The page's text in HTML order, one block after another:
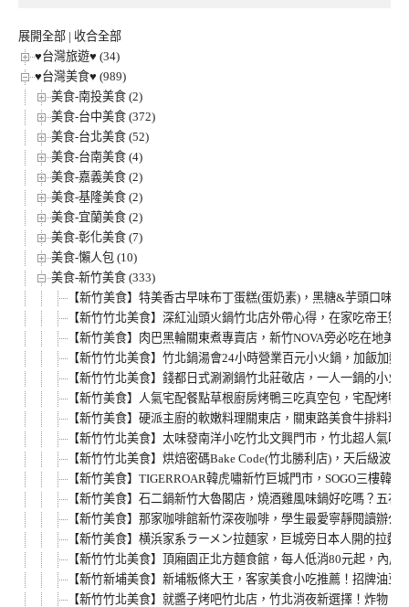
展開全部 | 收合全部
♥台灣旅遊♥ (34)
♥台灣美食♥ (989)
美食-南投美食 (2)
美食-台中美食 (372)
美食-台北美食 (52)
美食-台南美食 (4)
美食-嘉義美食 (2)
美食-基隆美食 (2)
美食-宜蘭美食 (2)
美食-彰化美食 (7)
美食-懶人包 (10)
美食-新竹美食 (333)
【新竹美食】特美香古早味布丁蛋糕(蛋奶素)，黑糖&芋頭口味
【新竹竹北美食】深紅汕頭火鍋竹北店外帶心得，在家吃帝王
【新竹美食】肉巴黑輪關東煮專賣店，新竹NOVA旁必吃在地
【新竹竹北美食】竹北鍋湯會24小時營業百元小火鍋，加飯加
【新竹竹北美食】錢都日式涮涮鍋竹北莊敬店，一人一鍋的小
【新竹美食】人氣宅配餐點草根廚房烤鴨三吃真空包，宅配烤
【新竹美食】硬派主廚的軟嫩料理關東店，關東路美食牛排料
【新竹竹北美食】太味發南洋小吃竹北文興門市，竹北超人氣
【新竹竹北美食】烘焙密碼Bake Code(竹北勝利店)，天后級波
【新竹美食】TIGERROAR韓虎嘯新竹巨城門市，SOGO三樓
【新竹美食】石二鍋新竹大魯閣店，燒酒雞風味鍋好吃嗎？五花
【新竹美食】那家咖啡館新竹深夜咖啡，學生最愛寧靜閱讀辦
【新竹美食】横浜家系ラーメン拉麵家，巨城旁日本人開的拉
【新竹竹北美食】頂廂園正北方麵食館，每人低消80元起，內
【新竹新埔美食】新埔粄條大王，客家美食小吃推薦！招牌油
【新竹竹北美食】就醬子烤吧竹北店，竹北消夜新選擇！炸物